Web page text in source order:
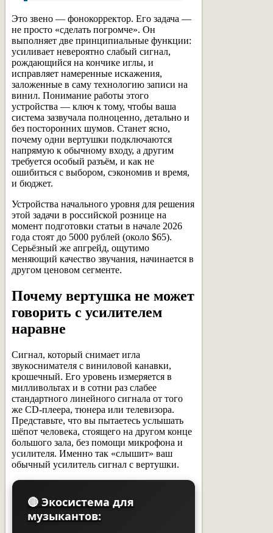
Это звено — фонокорректор. Его задача —
не просто «сделать погромче». Он
выполняет две принципиальные функции:
усиливает невероятно слабый сигнал,
рождающийся на кончике иглы, и
исправляет намеренные искажения,
заложенные в саму технологию записи на
винил. Понимание работы этого
устройства — ключ к тому, чтобы ваша
система зазвучала полноценно, детально и
без посторонних шумов. Станет ясно,
почему одни вертушки подключаются
напрямую к обычному входу, а другим
требуется особый разъём, и как не
ошибиться с выбором, сэкономив и время,
и бюджет.
Устройства начального уровня для решения
этой задачи в российской рознице на
момент подготовки статьи в начале 2026
года стоят до 5000 рублей (около $65).
Серьёзный же апгрейд, ощутимо
меняющий качество звучания, начинается в
другом ценовом сегменте.
Почему вертушка не может
говорить с усилителем
наравне
Сигнал, который снимает игла
звукоснимателя с виниловой канавки,
крошечный. Его уровень измеряется в
милливольтах и в сотни раз слабее
стандартного линейного сигнала от того
же CD-плеера, тюнера или телевизора.
Представьте, что вы пытаетесь услышать
шёпот человека, стоящего на другом конце
большого зала, без помощи микрофона и
усилителя. Именно так «слышит» ваш
обычный усилитель сигнал с вертушки.
🔴 Экосистема для
музыкантов: